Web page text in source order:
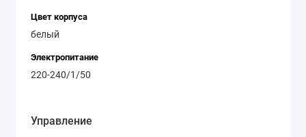
Цвет корпуса
белый
Электропитание
220-240/1/50
Управление